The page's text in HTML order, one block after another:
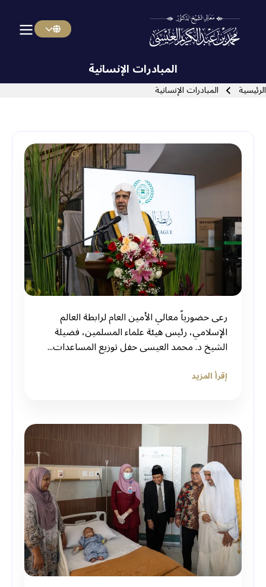
Skip to main navigation
المبادرات الإنسانية
مسار التنقل
الرئيسية المبادرات الإنسانية
رعى حضورياً معالي الأمين العام لرابطة العالم
الإسلامي، رئيس هيئة علماء المسلمين، فضيلة
الشيخ د.⁧‫ محمد العيسى‬⁩‬⁩ حفل توزيع المساعدات...
إقرأ المزيد